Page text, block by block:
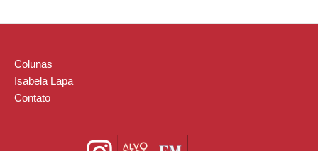
Colunas
Isabela Lapa
Contato